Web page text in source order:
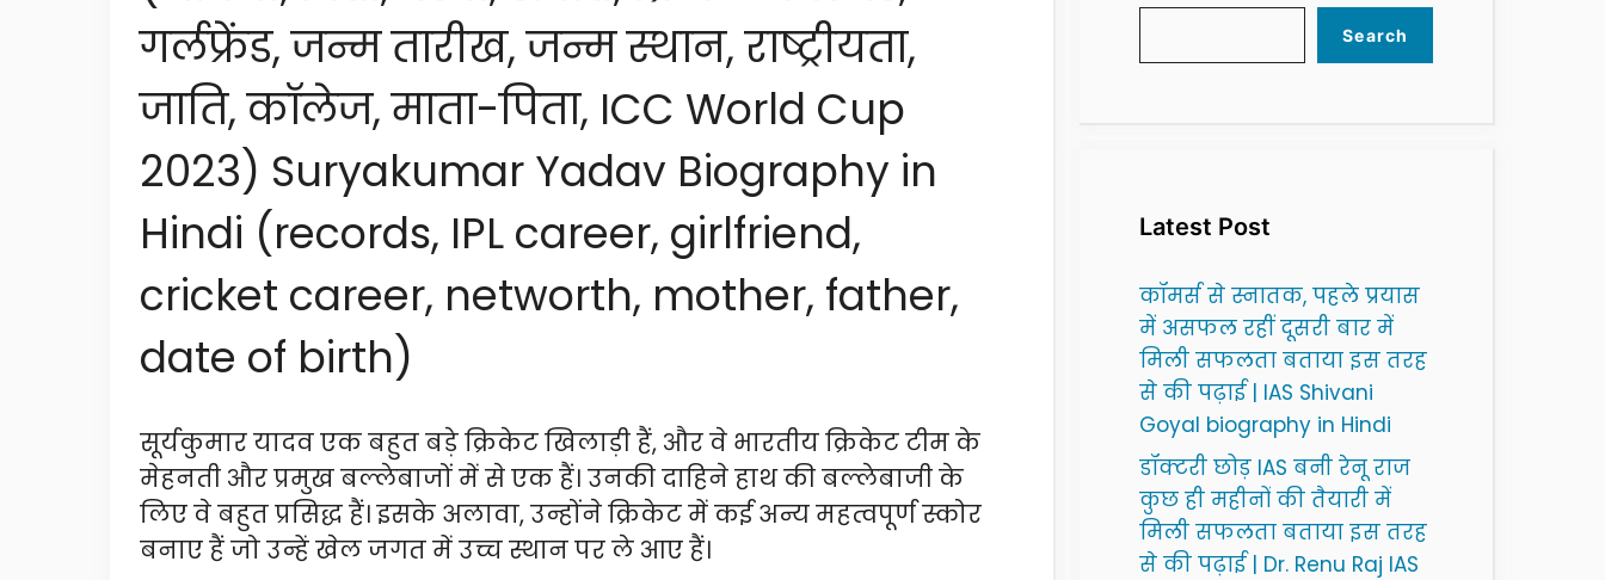
गर्लफ्रेंड, जन्म तारीख, जन्म स्थान, राष्ट्रीयता,
जाति, कॉलेज, माता-पिता, ICC World Cup
2023) Suryakumar Yadav Biography in
Hindi (records, IPL career, girlfriend,
cricket career, networth, mother, father,
date of birth)
सूर्यकुमार यादव एक बहुत बड़े क्रिकेट खिलाड़ी हैं, और वे भारतीय क्रिकेट टीम के
मेहनती और प्रमुख बल्लेबाजों में से एक हैं। उनकी दाहिने हाथ की बल्लेबाजी के
लिए वे बहुत प्रसिद्ध हैं। इसके अलावा, उन्होंने क्रिकेट में कई अन्य महत्वपूर्ण स्कोर
बनाए हैं जो उन्हें खेल जगत में उच्च स्थान पर ले आए हैं।
Search
Latest Post
कॉमर्स से स्नातक, पहले प्रयास
में असफल रहीं दूसरी बार में
मिली सफलता बताया इस तरह
से की पढ़ाई | IAS Shivani
Goyal biography in Hindi
डॉक्टरी छोड़ IAS बनी रेनू राज
कुछ ही महीनों की तैयारी में
मिली सफलता बताया इस तरह
से की पढ़ाई | Dr. Renu Raj IAS